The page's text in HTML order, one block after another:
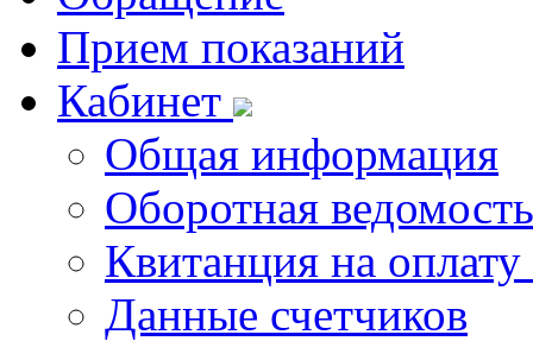
Прием показаний
Кабинет
Общая информация
Оборотная ведомость
Квитанция на
Данные счетчиков